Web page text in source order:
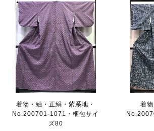
着物・紬・正絹・紫系地・
No.200701-1071・梱包サイ
ズ80
着